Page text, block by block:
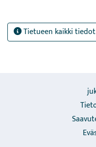
Tietueen kaikki tiedot